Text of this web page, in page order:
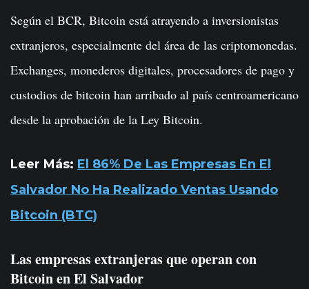
Según el BCR, Bitcoin está atrayendo a inversionistas
extranjeros, especialmente del área de las criptomonedas.
Exchanges, monederos digitales, procesadores de pago y
custodios de bitcoin han arribado al país centroamericano
desde la aprobación de la Ley Bitcoin.
Leer Más: El 86% De Las Empresas En El
Salvador No Ha Realizado Ventas Usando
Bitcoin (BTC)
Las empresas extranjeras que operan con
Bitcoin en El Salvador